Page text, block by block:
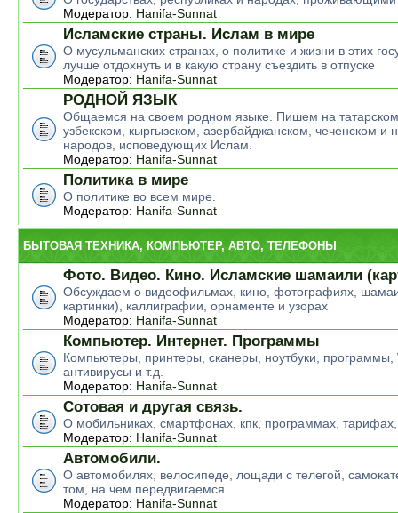
Модератор: Hanifa-Sunnat
Исламские страны. Ислам в мире
О мусульманских странах, о политике и жизни в этих
лучше отдохнуть и в какую страну съездить в отпуске
Модератор: Hanifa-Sunnat
РОДНОЙ ЯЗЫК
Общаемся на своем родном языке. Пишем на
узбекском, кыргызском, азербайджанском, чеченском и
народов, исповедующих Ислам.
Модератор: Hanifa-Sunnat
Политика в мире
О политике во всем мире.
Модератор: Hanifa-Sunnat
БЫТОВАЯ ТЕХНИКА, КОМПЬЮТЕР, АВТО, ТЕЛЕФОНЫ
Фото. Видео. Кино. Исламские шамаили
Обсуждаем о видеофильмах, кино, фотографиях,
картинки), каллиграфии, орнаменте и узорах
Модератор: Hanifa-Sunnat
Компьютер. Интернет. Программы
Компьютеры, принтеры, сканеры, ноутбуки, программы,
антивирусы и т.д.
Модератор: Hanifa-Sunnat
Сотовая и другая связь.
О мобильниках, смартфонах, кпк, программах, тарифах,
Модератор: Hanifa-Sunnat
Автомобили.
О автомобилях, велосипеде, лощади с телегой,
том, на чем передвигаемся
Модератор: Hanifa-Sunnat